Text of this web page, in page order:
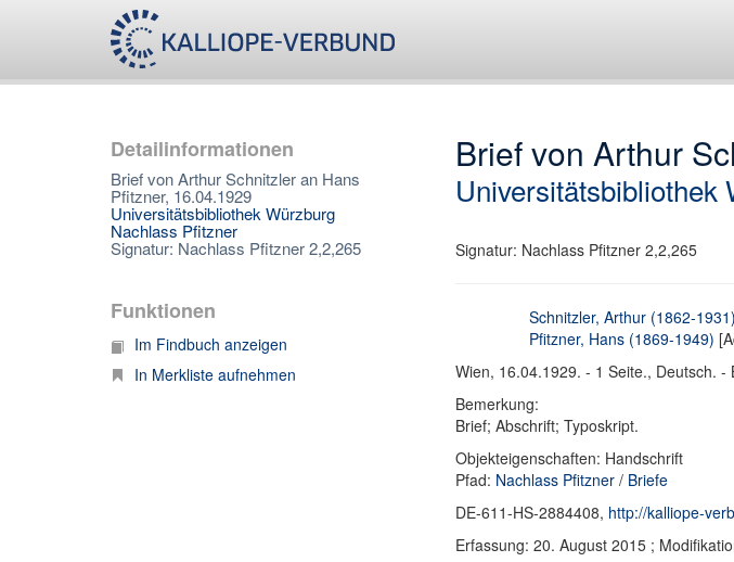
Detailinformationen
Brief von Arthur Schnitzler an Hans
Pfitzner, 16.04.1929
Universitätsbibliothek Würzburg
Nachlass Pfitzner
Signatur: Nachlass Pfitzner 2,2,265
Funktionen
Im Findbuch anzeigen
In Merkliste aufnehmen
Brief von Arthur
Universitätsbibliothek
Signatur: Nachlass Pfitzner 2,2,265
Schnitzler, Arthur (1862-1931)
Pfitzner, Hans (1869-1949)
Wien, 16.04.1929. - 1 Seite., Deutsch. -
Bemerkung:
Brief; Abschrift; Typoskript.
Objekteigenschaften: Handschrift
Pfad: Nachlass Pfitzner/ Briefe
DE-611-HS-2884408, http://kalliope-
Erfassung: 20. August 2015 ;